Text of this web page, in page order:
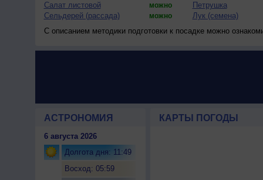
Салат листовой можно Петрушка
Сельдерей (рассада) можно Лук (семена)
С описанием методики подготовки к посадке можно
АСТРОНОМИЯ
6 августа 2026
Долгота дня: 11:49
Восход: 05:59
КАРТЫ ПОГОДЫ